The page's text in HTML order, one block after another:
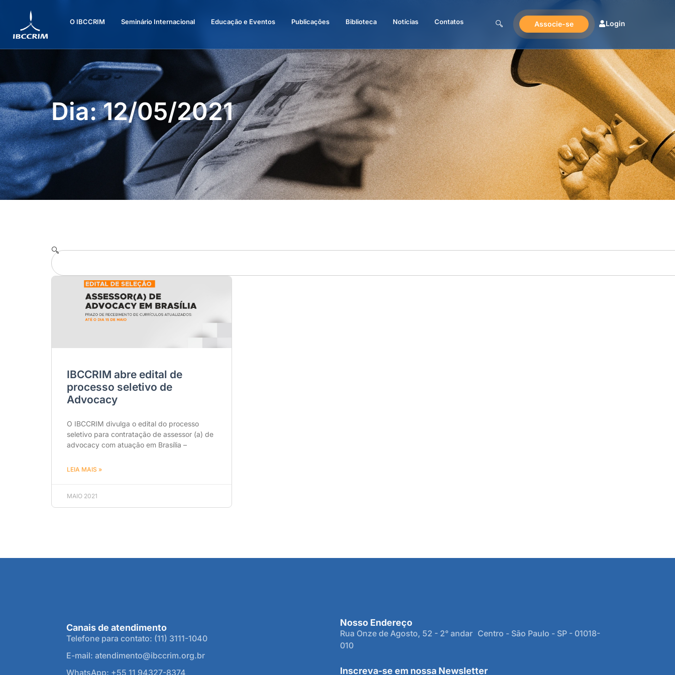
O IBCCRIM Seminário Internacional Educação e Eventos Publicações Biblioteca Notícias Contatos Associe-se Login
Dia: 12/05/2021
IBCCRIM abre edital de
processo seletivo de
Advocacy
O IBCCRIM divulga o edital do processo
seletivo para contratação de assessor (a) de
advocacy com atuação em Brasília –
LEIA MAIS »
MAIO 2021
Canais de atendimento
Telefone para contato: (11) 3111-1040
E-mail: atendimento@ibccrim.org.br
WhatsApp: +55 11 94327-8374
Nosso Endereço
Rua Onze de Agosto, 52 - 2° andar Centro - São Paulo - SP - 01018-
010
Inscreva-se em nossa Newsletter